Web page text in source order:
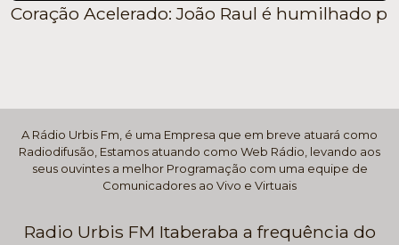
Coração Acelerado: João Raul é humilhado
A Rádio Urbis Fm, é uma Empresa que em breve atuará como
Radiodifusão, Estamos atuando como Web Rádio, levando aos
seus ouvintes a melhor Programação com uma equipe de
Comunicadores ao Vivo e Virtuais
Radio Urbis FM Itaberaba a frequência do